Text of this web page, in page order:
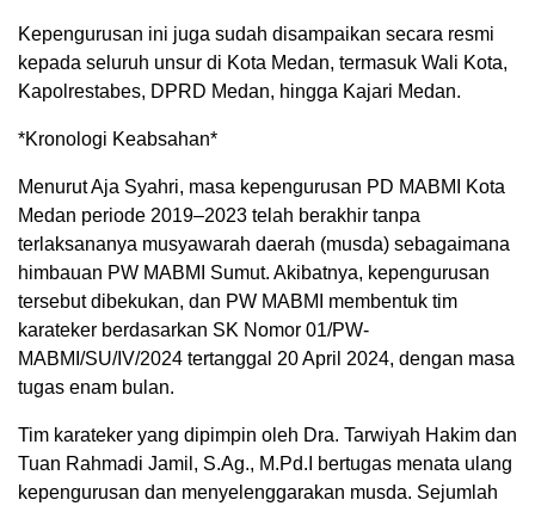
Kepengurusan ini juga sudah disampaikan secara resmi
kepada seluruh unsur di Kota Medan, termasuk Wali Kota,
Kapolrestabes, DPRD Medan, hingga Kajari Medan.
*Kronologi Keabsahan*
Menurut Aja Syahri, masa kepengurusan PD MABMI Kota
Medan periode 2019–2023 telah berakhir tanpa
terlaksananya musyawarah daerah (musda) sebagaimana
himbauan PW MABMI Sumut. Akibatnya, kepengurusan
tersebut dibekukan, dan PW MABMI membentuk tim
karateker berdasarkan SK Nomor 01/PW-
MABMI/SU/IV/2024 tertanggal 20 April 2024, dengan masa
tugas enam bulan.
Tim karateker yang dipimpin oleh Dra. Tarwiyah Hakim dan
Tuan Rahmadi Jamil, S.Ag., M.Pd.I bertugas menata ulang
kepengurusan dan menyelenggarakan musda. Sejumlah